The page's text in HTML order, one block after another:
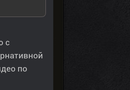
с
по